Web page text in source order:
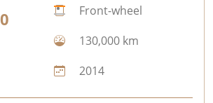
Front-wheel
130,000 km
2014